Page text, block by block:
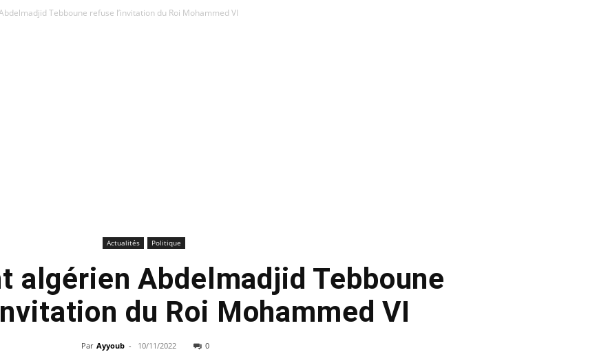
Tebboune refuse l’invitation du Roi Mohammed VI
Actualités Politique
algérien Abdelmadjid Tebboune
du Roi Mohammed VI
Par Ayyoub - 10/11/2022 0